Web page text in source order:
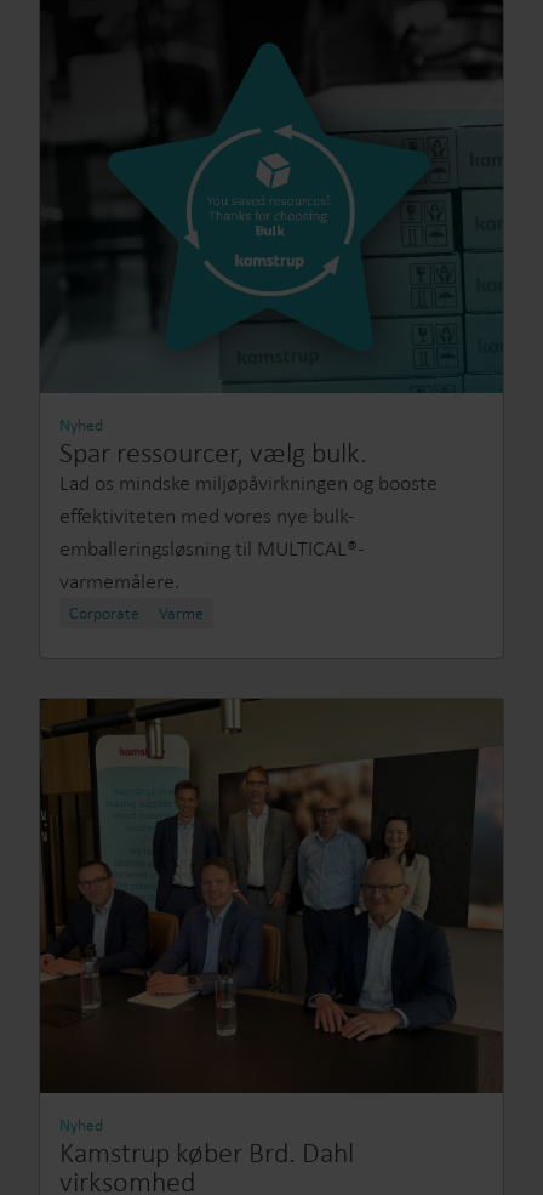
Nyhed
Spar ressourcer, vælg bulk.
Lad os mindske miljøpåvirkningen og booste
effektiviteten med vores nye bulk-
emballeringsløsning til MULTICAL®-
varmemålere.
Corporate Varme
Nyhed
Kamstrup køber Brd. Dahl
virksomhed